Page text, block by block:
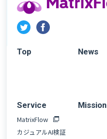
Top News
Service
MatrixFlow
カジュアルAI検証
Mission